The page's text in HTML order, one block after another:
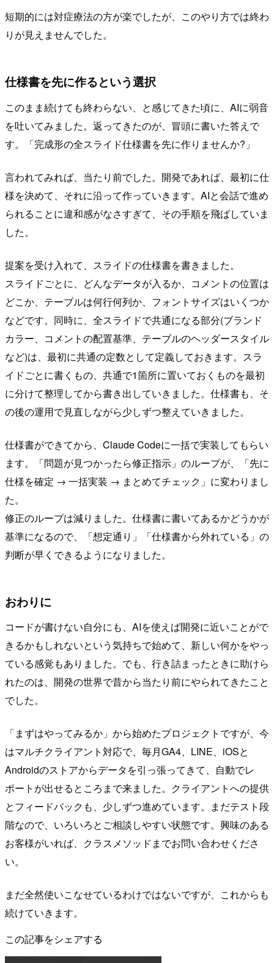
短期的には対症療法の方が楽でしたが、このやり方では終わ
りが見えませんでした。
仕様書を先に作るという選択
このまま続けても終わらない、と感じてきた頃に、AIに弱音
を吐いてみました。返ってきたのが、冒頭に書いた答えで
す。「完成形の全スライド仕様書を先に作りませんか?」
言われてみれば、当たり前でした。開発であれば、最初に仕
様を決めて、それに沿って作っていきます。AIと会話で進め
られることに違和感がなさすぎて、その手順を飛ばしていま
した。
提案を受け入れて、スライドの仕様書を書きました。
スライドごとに、どんなデータが入るか、コメントの位置は
どこか、テーブルは何行何列か、フォントサイズはいくつか
などです。同時に、全スライドで共通になる部分(ブランド
カラー、コメントの配置基準、テーブルのヘッダースタイル
など)は、最初に共通の定数として定義しておきます。スラ
イドごとに書くもの、共通で1箇所に置いておくものを最初
に分けて整理してから書き出していきました。仕様書も、そ
の後の運用で見直しながら少しずつ整えていきました。
仕様書ができてから、Claude Codeに一括で実装してもらい
ます。「問題が見つかったら修正指示」のループが、「先に
仕様を確定 → 一括実装 → まとめてチェック」に変わりまし
た。
修正のループは減りました。仕様書に書いてあるかどうかが
基準になるので、「想定通り」「仕様書から外れている」の
判断が早くできるようになりました。
おわりに
コードが書けない自分にも、AIを使えば開発に近いことがで
きるかもしれないという気持ちで始めて、新しい何かをやっ
ている感覚もありました。でも、行き詰まったときに助けら
れたのは、開発の世界で昔から当たり前にやられてきたこと
でした。
「まずはやってみるか」から始めたプロジェクトですが、今
はマルチクライアント対応で、毎月GA4、LINE、iOSと
Androidのストアからデータを引っ張ってきて、自動でレ
ポートが出せるところまで来ました。クライアントへの提供
とフィードバックも、少しずつ進めています。まだテスト段
階なので、いろいろとご相談しやすい状態です。興味のある
お客様がいれば、クラスメソッドまでお問い合わせくださ
い。
まだ全然使いこなせているわけではないですが、これからも
続けていきます。
この記事をシェアする